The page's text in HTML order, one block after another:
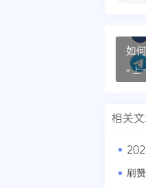
如
« 上
相关
刷